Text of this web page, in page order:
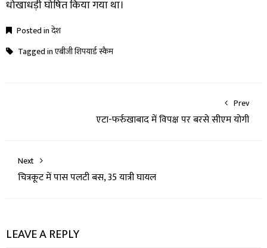
धोखाधड़ी घोषित किया गया था।
Posted inदेश
Tagged inएबीजी शिपयार्ड स्कैम
Prev
एटा-फर्रुखाबाद में विपक्ष पर बरसे सीएम योगी
Next
चित्रकूट में पास पलटी बस, 35 यात्री घायल
LEAVE A REPLY